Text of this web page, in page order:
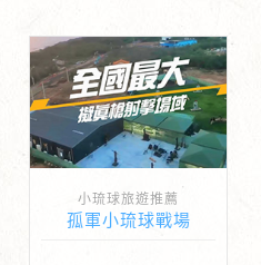
小琉球旅遊推薦
孤軍小琉球戰場